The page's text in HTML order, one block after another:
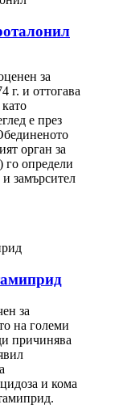
за
г. и оттогава
е през
орган за
го определи
замърсител
за
на големи
причинява
и кома